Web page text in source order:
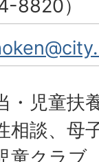
8820）
・児童扶
相談、母